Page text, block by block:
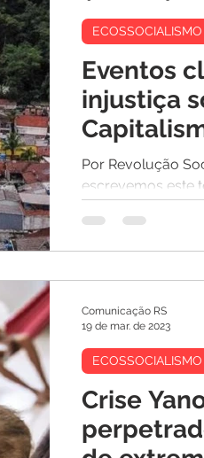
Eventos
injustiça
Por Revolução
escrevemos este
ECOSSOCIALISMO
Crise
ECOSSOCIALISMO
Comunicação RS
19 de mar. de 2023